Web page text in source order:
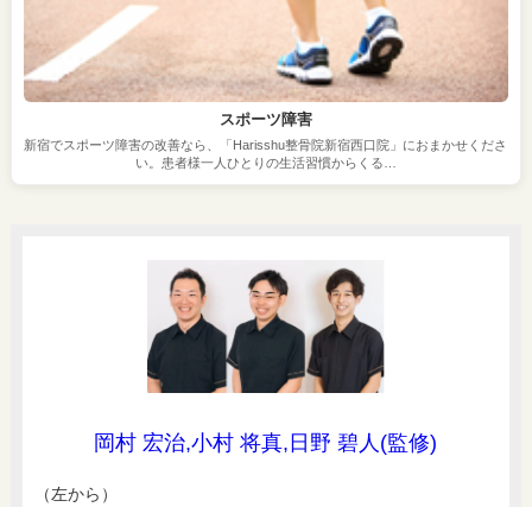
スポーツ障害
新宿でスポーツ障害の改善なら、「Harisshu整骨院新宿西口院」におまかせくださ
い。患者様一人ひとりの生活習慣からくる…
岡村 宏治,小村 将真,日野 碧人(監修)
（左から）